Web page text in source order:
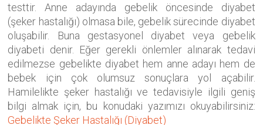
testtir. Anne adayında gebelik öncesinde diyabet
(şeker hastalığı) olmasa bile, gebelik sürecinde diyabet
oluşabilir. Buna gestasyonel diyabet veya gebelik
diyabeti denir. Eğer gerekli önlemler alınarak tedavi
edilmezse gebelikte diyabet hem anne adayı hem de
bebek için çok olumsuz sonuçlara yol açabilir.
Hamilelikte şeker hastalığı ve tedavisiyle ilgili geniş
bilgi almak için, bu konudaki yazımızı okuyabilirsiniz:
Gebelikte Şeker Hastalığı (Diyabet)